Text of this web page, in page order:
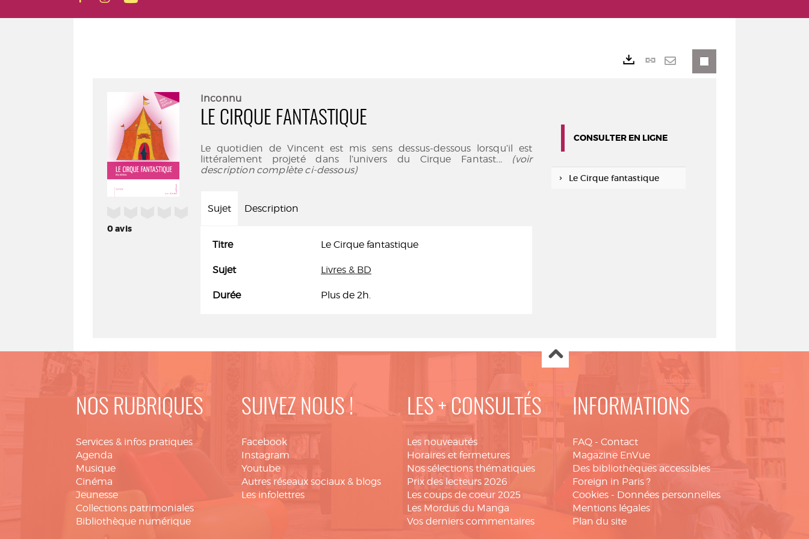
0avis
Inconnu
LE CIRQUE FANTASTIQUE
Le quotidien de Vincent est mis sens dessus-dessous lorsqu’il est
littéralement projeté dans l’univers du Cirque Fantast... (voir
description complète ci-dessous)
Sujet Description
Titre Le Cirque fantastique
Sujet Livres & BD
Durée Plus de 2h.
Lien
CONSULTER EN LIGNE
Le Cirque fantastique
NOS RUBRIQUES
Services & infos pratiques
Agenda
Musique
Cinéma
Jeunesse
Collections patrimoniales
Bibliothèque numérique
SUIVEZ NOUS !
Facebook
Instagram
Youtube
Autres réseaux sociaux & blogs
Les infolettres
LES + CONSULTÉS
Les nouveautés
Horaires et fermetures
Nos sélections thématiques
Prix des lecteurs 2026
Les coups de coeur 2025
Les Mordus du Manga
Vos derniers commentaires
INFORMATIONS
FAQ - Contact
Magazine EnVue
Des bibliothèques accessibles
Foreign in Paris ?
Cookies - Données personnelles
Mentions légales
Plan du site